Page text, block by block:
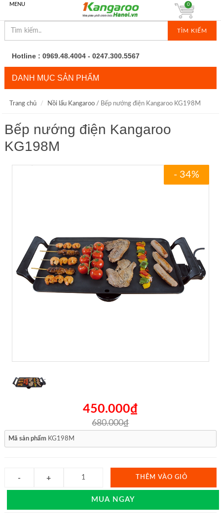
MENU
TÌM KIẾM
0
Hotline : 0969.48.4004 - 0247.300.5567
DANH MỤC SẢN PHẨM
Trang chủ Nồi lẩu Kangaroo/ Bếp nướng điện Kangaroo KG198M
Bếp nướng điện Kangaroo
KG198M
- 34%
450.000₫
680.000₫
Mã sản phẩm KG198M
THÊM VÀO GIỎ
MUA NGAY